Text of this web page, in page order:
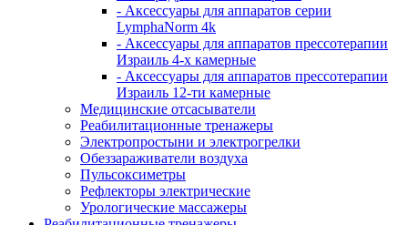
- Аксессуары для аппаратов серии
LymphaNorm 4k
- Аксессуары для аппаратов прессотерапии
Израиль 4-х камерные
- Аксессуары для аппаратов прессотерапии
Израиль 12-ти камерные
Медицинские отсасыватели
Реабилитационные тренажеры
Электропростыни и электрогрелки
Обеззараживатели воздуха
Пульсоксиметры
Рефлекторы электрические
Урологические массажеры